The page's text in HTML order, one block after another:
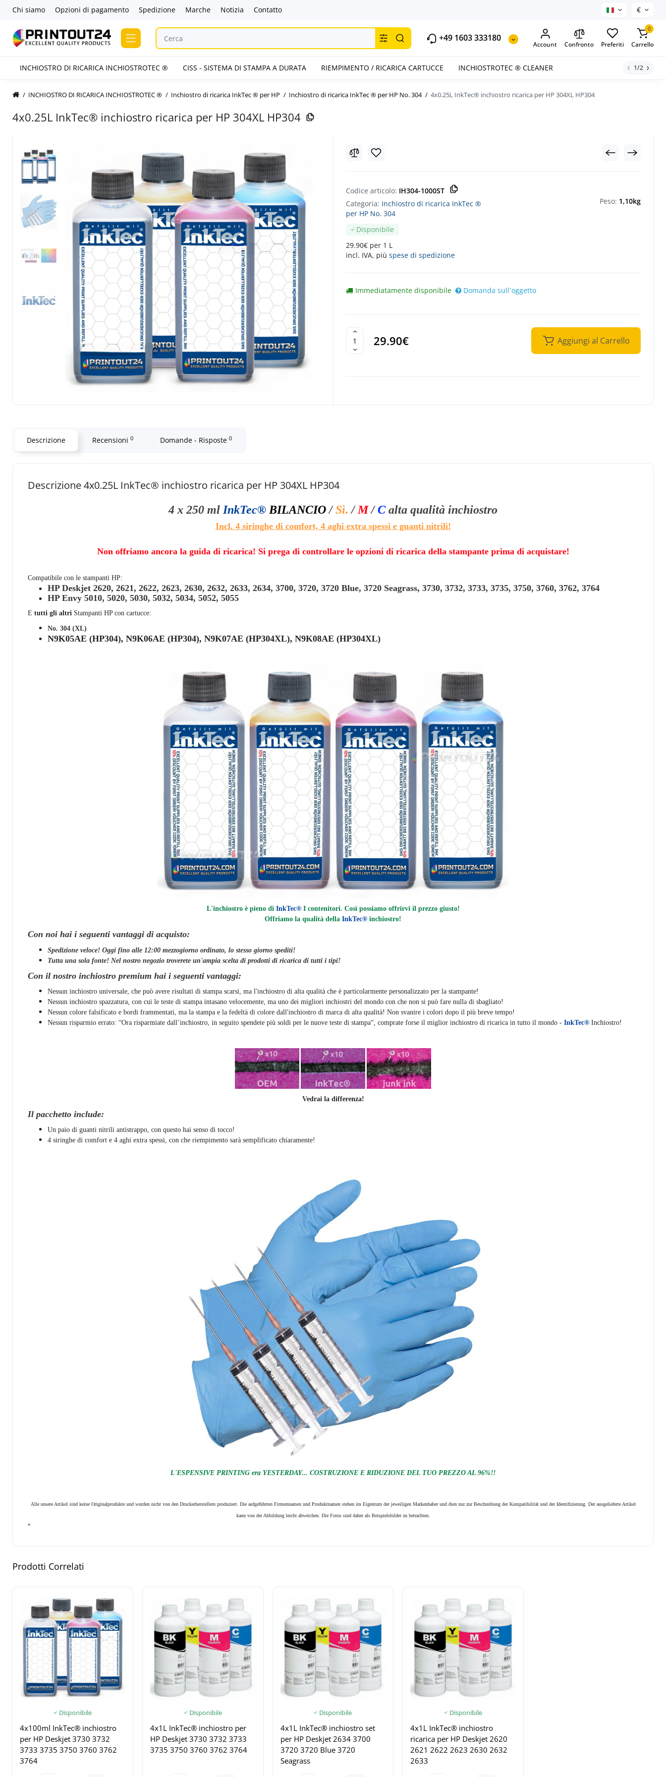
Chi siamo Opzioni di pagamento Spedizione Marche Notizia Contatto €
+49 1603 333180
Account Confronto Preferiti
0
Carrello
INCHIOSTRO DI RICARICA INCHIOSTROTEC ® CISS - SISTEMA DI STAMPA A DURATA RIEMPIMENTO / RICARICA CARTUCCE INCHIOSTROTEC ® CLEANER 1/2
INCHIOSTRO DI RICARICA INCHIOSTROTEC ® Inchiostro di ricarica InkTec ® per HP Inchiostro di ricarica InkTec ® per HP No. 304 4x0.25L InkTec® inchiostro ricarica per HP 304XL HP304
4x0.25L InkTec® inchiostro ricarica per HP 304XL HP304
Codice articolo: IH304-1000ST
Categoria: Inchiostro di ricarica InkTec ®
per HP No. 304
Disponibile
29.90€ per 1 L
incl. IVA, più spese di spedizione
Peso: 1,10kg
Immediatamente disponibile Domanda sull`oggetto
29.90€ Aggiungi al Carrello
Descrizione Recensioni 0 Domande - Risposte 0
Descrizione 4x0.25L InkTec® inchiostro ricarica per HP 304XL HP304
4 x 250 ml InkTec® BILANCIO/Sì. /M/Calta qualità inchiostro
Incl. 4 siringhe di comfort, 4 aghi extra spessi e guanti nitrili!
Non offriamo ancora la guida di ricarica! Si prega di controllare le opzioni di ricarica della stampante prima di acquistare!
Compatibile con le stampanti HP:
HP Deskjet 2620, 2621, 2622, 2623, 2630, 2632, 2633, 2634, 3700, 3720, 3720 Blue, 3720 Seagrass, 3730, 3732, 3733, 3735, 3750, 3760, 3762, 3764
HP Envy 5010, 5020, 5030, 5032, 5034, 5052, 5055
E tutti gli altri Stampanti HP con cartucce:
No. 304 (XL)
N9K05AE (HP304), N9K06AE (HP304), N9K07AE (HP304XL), N9K08AE (HP304XL)
L'inchiostro è pieno di InkTec® I contenitori. Così possiamo offrirvi il prezzo giusto!
Offriamo la qualità della InkTec® inchiostro!
Con noi hai i seguenti vantaggi di acquisto:
Spedizione veloce! Oggi fino alle 12:00 mezzogiorno ordinato, lo stesso giorno spediti!
Tutta una sola fonte! Nel nostro negozio troverete un'ampia scelta di prodotti di ricarica di tutti i tipi!
Con il nostro inchiostro premium hai i seguenti vantaggi:
Nessun inchiostro universale, che può avere risultati di stampa scarsi, ma l'inchiostro di alta qualità che è particolarmente personalizzato per la stampante!
Nessun inchiostro spazzatura, con cui le teste di stampa intasano velocemente, ma uno dei migliori inchiostri del mondo con che non si può fare nulla di sbagliato!
Nessun colore falsificato e bordi frammentati, ma la stampa e la fedeltà di colore dall'inchiostro di marca di alta qualità! Non svanire i colori dopo il più breve tempo!
Nessun risparmio errato: “Ora risparmiate dall’inchiostro, in seguito spendete più soldi per le nuove teste di stampa“, comprate forse il miglior inchiostro di ricarica in tutto il mondo - InkTec® Inchiostro!
Vedrai la differenza!
Il pacchetto include:
Un paio di guanti nitrili antistrappo, con questo hai senso di tocco!
4 siringhe di comfort e 4 aghi extra spessi, con che riempimento sarà semplificato chiaramente!
L'ESPENSIVE PRINTING era YESTERDAY... COSTRUZIONE E RIDUZIONE DEL TUO PREZZO AL 96%!!
Alle unsere Artikel sind keine Originalprodukte und wurden nicht von den Druckerherstellern produziert. Die aufgeführten Firmennamen und Produktnamen stehen im Eigentum der jeweiligen Markenhaber und dien nur zur Beschreibung der Kompatibilität und der Identifizierung. Der ausgelieferte Artikel
kann von der Abbildung leicht abweichen. Die Fotos sind daher als Beispielsbilder zu betrachten.
"
Prodotti Correlati
Disponibile
4x100ml InkTec® inchiostro
per HP Deskjet 3730 3732
3733 3735 3750 3760 3762
3764
Disponibile
4x1L InkTec® inchiostro per
HP Deskjet 3730 3732 3733
3735 3750 3760 3762 3764
Disponibile
4x1L InkTec® inchiostro set
per HP Deskjet 2634 3700
3720 3720 Blue 3720
Seagrass
Disponibile
4x1L InkTec® inchiostro
ricarica per HP Deskjet 2620
2621 2622 2623 2630 2632
2633